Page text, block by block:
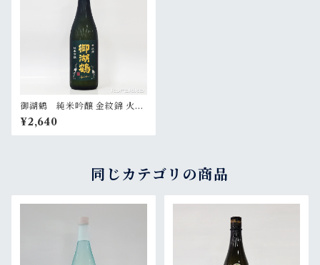
御湖鶴 純米吟醸 金紋錦 火入
720ml
¥2,640
同じカテゴリの商品